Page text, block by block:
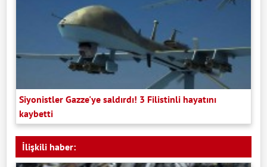
Siyonistler Gazze'ye saldırdı! 3 Filistinli hayatını
kaybetti
İlişkili haber: